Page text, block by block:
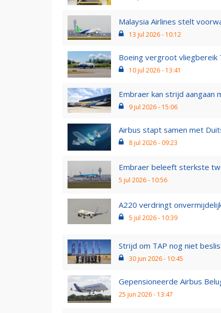
Malaysia Airlines stelt
13 jul 2026 - 10:12
Boeing vergroot vliegbereik
10 jul 2026 - 13:41
Embraer kan strijd aangaan
9 jul 2026 - 15:06
Airbus stapt samen met
8 jul 2026 - 09:23
Embraer beleeft sterkste
5 jul 2026 - 10:56
A220 verdringt
5 jul 2026 - 10:39
Strijd om TAP nog niet
30 jun 2026 - 10:45
Gepensioneerde Airbus
25 jun 2026 - 13:47